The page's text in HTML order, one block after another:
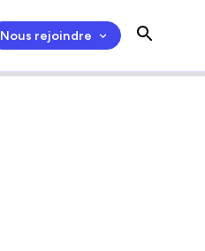
Nous rejoindre